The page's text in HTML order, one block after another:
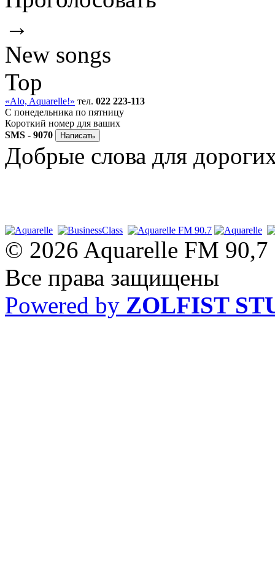
→
New songs
Top
«Alo, Aquarelle!» тел. 022 223-113
C понедельника по пятницу
Короткий номер для ваших
SMS - 9070
Добрые слова для
© 2026 Aquarelle FM 90,7
Все права защищены
Powered by ZOLFIST